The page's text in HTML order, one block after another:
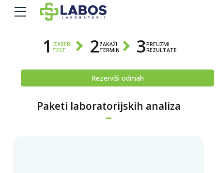
1IZABERI
TEST
2ZAKAŽI
TERMIN
3PREUZMI
REZULTATE
Rezerviši odmah
Paketi laboratorijskih analiza